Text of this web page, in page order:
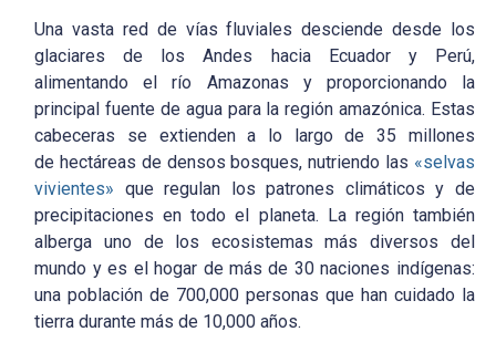
Una vasta red de vías fluviales desciende desde los
glaciares de los Andes hacia Ecuador y Perú,
alimentando el río Amazonas y proporcionando la
principal fuente de agua para la región amazónica. Estas
cabeceras se extienden a lo largo de 35 millones
de hectáreas de densos bosques, nutriendo las «selvas
vivientes» que regulan los patrones climáticos y de
precipitaciones en todo el planeta. La región también
alberga uno de los ecosistemas más diversos del
mundo y es el hogar de más de 30 naciones indígenas:
una población de 700,000 personas que han cuidado la
tierra durante más de 10,000 años.